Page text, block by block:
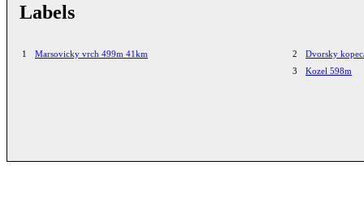
Labels
1 Marsovicky vrch 499m 41km 2
Dvorsky
3
Kozel 598m